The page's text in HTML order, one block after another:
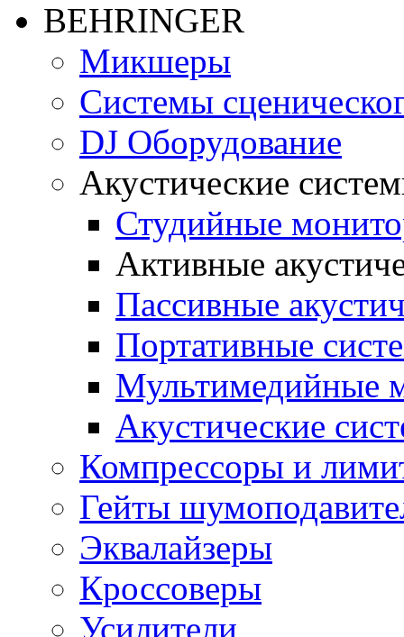
BEHRINGER
Микшеры
Системы
DJ Оборудование
Акустические
Студийные
Активные
Пассивные
Портативные
Мультимедийные
Акустические
Компрессоры и
Гейты
Эквалайзеры
Кроссоверы
Усилители